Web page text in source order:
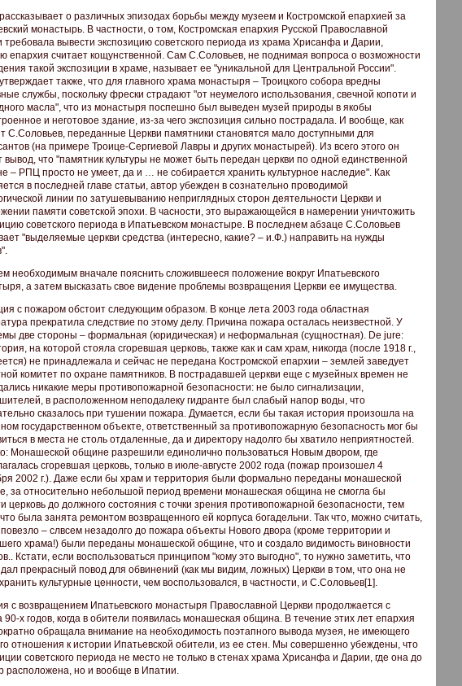
о различных эпизодах борьбы между музеем и Костромской епархией за
монастырь. В частности, о том, Костромская епархия Русской Православной
требовала вывести экспозицию советского периода из храма Хрисанфа и Дарии,
епархия считает кощунственной. Сам С.Соловьев, не поднимая вопроса о возможности
такой экспозиции в храме, называет ее "уникальной для Центральной России".
также, что для главного храма монастыря – Троицкого собора вредны
службы, поскольку фрески страдают "от неумелого использования, свечной копоти и
масла", что из монастыря поспешно был выведен музей природы в якобы
и неготовое здание, из-за чего экспозиция сильно пострадала. И вообще, как
С.Соловьев, переданные Церкви памятники становятся мало доступными для
(на примере Троице-Сергиевой Лавры и других монастырей). Из всего этого он
вывод, что "памятник культуры не может быть передан церкви по одной единственной
– РПЦ просто не умеет, да и … не собирается хранить культурное наследие". Как
в последней главе статьи, автор убежден в сознательно проводимой
линии по затушевыванию неприглядных сторон деятельности Церкви и
памяти советской эпохи. В часности, это выражающейся в намерении уничтожить
советского периода в Ипатьевском монастыре. В последнем абзаце С.Соловьев
"выделяемые церкви средства (интересно, какие? – и.Ф.) направить на нужды
необходимым вначале пояснить сложившееся положение вокруг Ипатьевского
а затем высказать свое видение проблемы возвращения Церкви ее имущества.
с пожаром обстоит следующим образом. В конце лета 2003 года областная
прекратила следствие по этому делу. Причина пожара осталась неизвестной. У
две стороны – формальная (юридическая) и неформальная (сущностная). De jure:
на которой стояла сгоревшая церковь, также как и сам храм, никогда (после 1918 г.,
не принадлежала и сейчас не передана Костромской епархии – землей заведует
комитет по охране памятников. В пострадавшей церкви еще с музейных времен не
никакие меры противопожарной безопасности: не было сигнализации,
в расположенном неподалеку гидранте был слабый напор воды, что
сказалось при тушении пожара. Думается, если бы такая история произошла на
государственном объекте, ответственный за противопожарную безопасность мог бы
в места не столь отдаленные, да и директору надолго бы хватило неприятностей.
Монашеской общине разрешили единолично пользоваться Новым двором, где
сгоревшая церковь, только в июле-августе 2002 года (пожар произошел 4
2002 г.). Даже если бы храм и территория были формально переданы монашеской
за относительно небольшой период времени монашеская община не смогла бы
церковь до должного состояния с точки зрения противопожарной безопасности, тем
была занята ремонтом возвращенного ей корпуса богадельни. Так что, можно считать,
– слвсем незадолго до пожара объекты Нового двора (кроме территории и
храма!) были переданы монашеской общине, что и создало видимость виновности
Кстати, если воспользоваться принципом "кому это выгодно", то нужно заметить, что
прекрасный повод для обвинений (как мы видим, ложных) Церкви в том, что она не
культурные ценности, чем воспользовался, в частности, и С.Соловьев[1].
с возвращением Ипатьевского монастыря Православной Церкви продолжается с
90-х годов, когда в обители появилась монашеская община. В течение этих лет епархия
обращала внимание на необходимость поэтапного вывода музея, не имеющего
отношения к истории Ипатьевской обители, из ее стен. Мы совершенно убеждены, что
советского периода не место не только в стенах храма Хрисанфа и Дарии, где она до
расположена, но и вообще в Ипатии.